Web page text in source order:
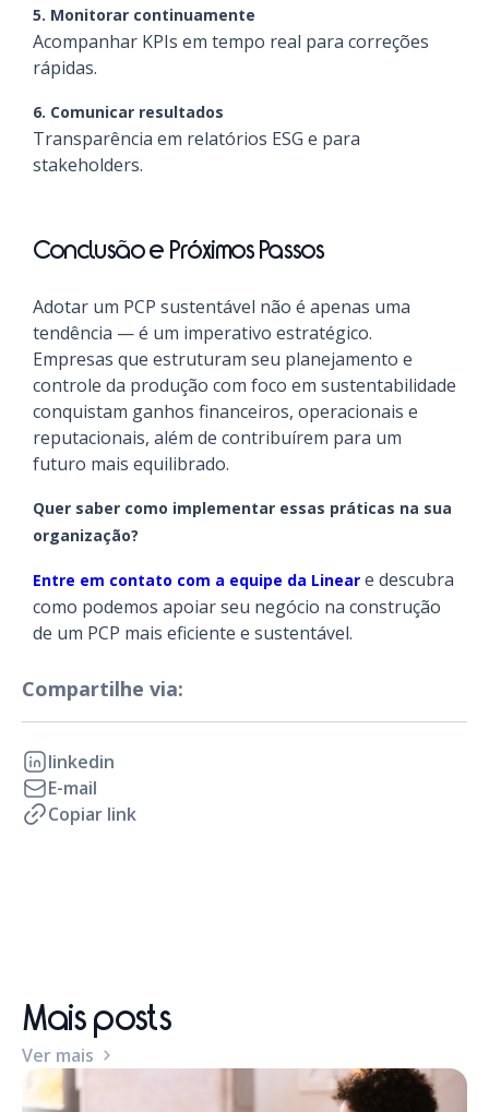
5. Monitorar continuamente
Acompanhar KPIs em tempo real para correções
rápidas.
6. Comunicar resultados
Transparência em relatórios ESG e para
stakeholders.
Conclusão e Próximos Passos
Adotar um PCP sustentável não é apenas uma
tendência — é um imperativo estratégico.
Empresas que estruturam seu planejamento e
controle da produção com foco em sustentabilidade
conquistam ganhos financeiros, operacionais e
reputacionais, além de contribuírem para um
futuro mais equilibrado.
Quer saber como implementar essas práticas na sua
organização?
Entre em contato com a equipe da Linear e descubra
como podemos apoiar seu negócio na construção
de um PCP mais eficiente e sustentável.
Compartilhe via:
linkedin
E-mail
Copiar link
Mais posts
Ver mais